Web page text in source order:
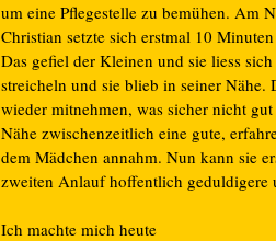
um eine Pflegestelle zu bemühen. Am
Christian setzte sich erstmal 10
Das gefiel der Kleinen und sie liess
streicheln und sie blieb in seiner
wieder mitnehmen, was sicher nicht
Nähe zwischenzeitlich eine gute,
dem Mädchen annahm. Nun kann sie
zweiten Anlauf hoffentlich geduldigere
Ich machte mich heute